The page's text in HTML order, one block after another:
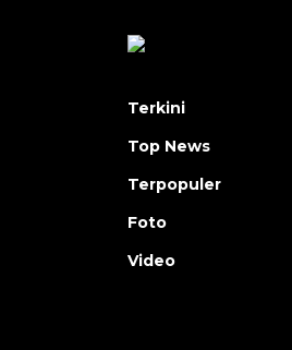
Terkini
Top News
Terpopuler
Foto
Video